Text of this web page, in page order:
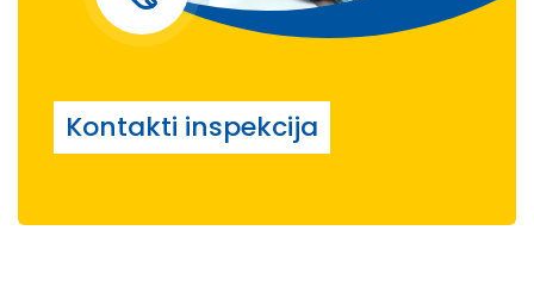
Kontakti inspekcija